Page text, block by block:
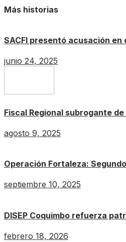
Más historias
SACFI presentó acusación
junio 24, 2025
Fiscal Regional subrogante
agosto 9, 2025
Operación Fortaleza:
septiembre 10, 2025
DISEP Coquimbo refuerza
febrero 18, 2026